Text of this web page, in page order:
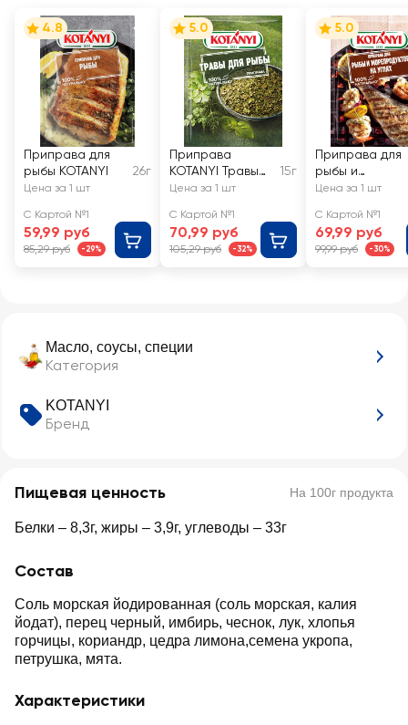
Масло, соусы, специи
Категория
KOTANYI
Бренд
Пищевая ценность На 100г продукта
Белки – 8,3г, жиры – 3,9г, углеводы – 33г
Состав
Соль морская йодированная (соль морская, калия
йодат), перец черный, имбирь, чеснок, лук, хлопья
горчицы, кориандр, цедра лимона,семена укропа,
петрушка, мята.
Характеристики
4.8
Приправа для
рыбы KOTANYI
26г
Цена за 1 шт
С Картой №1
59,99 руб
85,29 руб -29%
5.0
Приправа
KOTANYI Травы
для рыбы
15г
Цена за 1 шт
С Картой №1
70,99 руб
105,29 руб -32%
5.0
Приправа для
рыбы и
KOTANYI
Цена за 1 шт
С Картой №1
69,99 руб
99,99 руб -30%